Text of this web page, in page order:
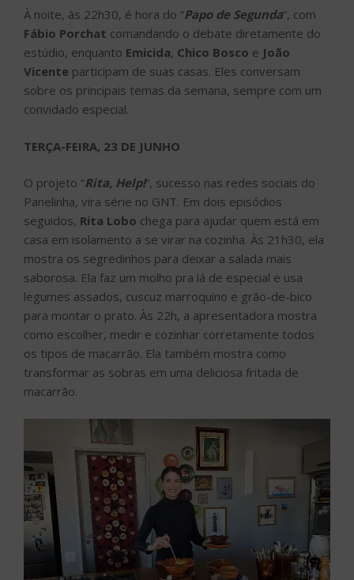
À noite, às 22h30, é hora do “Papo de Segunda“, com
Fábio Porchat comandando o debate diretamente do
estúdio, enquanto Emicida, Chico Bosco e João
Vicente participam de suas casas. Eles conversam
sobre os principais temas da semana, sempre com um
convidado especial.
TERÇA-FEIRA, 23 DE JUNHO
O projeto “Rita, Help!“, sucesso nas redes sociais do
Panelinha, vira série no GNT. Em dois episódios
seguidos, Rita Lobo chega para ajudar quem está em
casa em isolamento a se virar na cozinha. Às 21h30, ela
mostra os segredinhos para deixar a salada mais
saborosa. Ela faz um molho pra lá de especial e usa
legumes assados, cuscuz marroquino e grão-de-bico
para montar o prato. Às 22h, a apresentadora mostra
como escolher, medir e cozinhar corretamente todos
os tipos de macarrão. Ela também mostra como
transformar as sobras em uma deliciosa fritada de
macarrão.